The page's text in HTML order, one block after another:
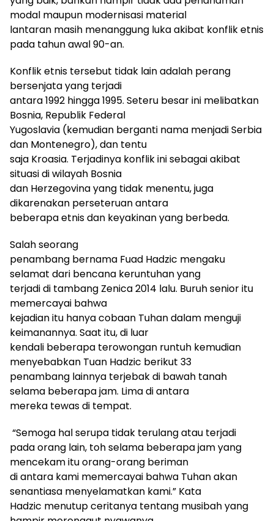
modal maupun modernisasi material
lantaran masih menanggung luka akibat konflik etnis
pada tahunawal90-an.
Konflik etnis tersebut tidak lain adalah perang
bersenjata yang terjadi
antara 1992 hingga 1995. Seteru besar ini melibatkan
Bosnia, Republik Federal
Yugoslavia (kemudian berganti nama menjadi Serbia
dan Montenegro), dan tentu
saja Kroasia. Terjadinya konflik ini sebagai akibat
situasi di wilayah Bosnia
dan Herzegovina yang tidak menentu, juga
dikarenakan perseteruan antara
beberapa etnis dan keyakinan yang berbeda.
Salah seorang
penambang bernama Fuad Hadzic mengaku
selamat dari bencana keruntuhan yang
terjadi di tambang Zenica 2014 lalu. Buruh senior itu
memercayai bahwa
kejadian itu hanya cobaan Tuhan dalam menguji
keimanannya. Saat itu, di luar
kendali beberapa terowongan runtuh kemudian
menyebabkan Tuan Hadzic berikut 33
penambang lainnya terjebak di bawah tanah
selama beberapa jam. Lima di antara
mereka tewas di tempat.
“Semoga hal serupa tidak terulang atau terjadi
pada orang lain, toh selama beberapa jam yang
mencekam itu orang-orang beriman
di antara kami memercayai bahwa Tuhan akan
senantiasa menyelamatkan kami.” Kata
Hadzic menutup ceritanya tentang musibah yang